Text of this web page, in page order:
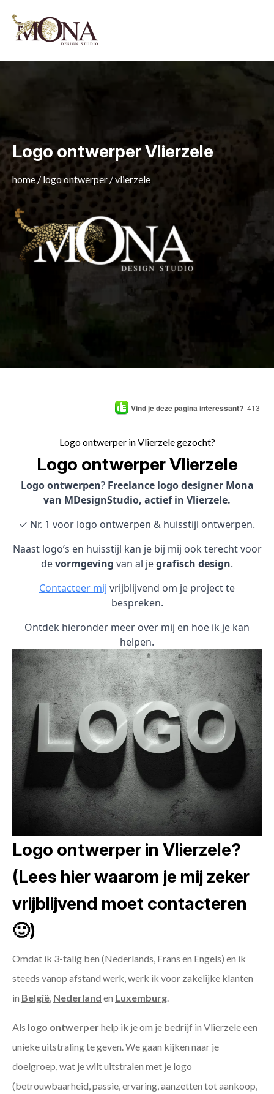
Logo ontwerper Vlierzele
home /logo ontwerper /vlierzele
Vind je deze pagina interessant? 413
Logo ontwerper in Vlierzele gezocht?
Logo ontwerper Vlierzele
Logo ontwerpen? Freelance logo designer Mona
van MDesignStudio, actief in Vlierzele.
✓ Nr. 1 voor logo ontwerpen & huisstijl ontwerpen.
Naast logo’s en huisstijl kan je bij mij ook terecht voor
devormgeving van al jegrafisch design.
Contacteer mij vrijblijvend om je project te
bespreken.
Ontdek hieronder meer over mij en hoe ik je kan
helpen.
Logo ontwerper in Vlierzele?
(Lees hier waarom je mij zeker
vrijblijvend moet contacteren
🙂)
Omdat ik 3-talig ben (Nederlands, Frans en Engels) en ik
steeds vanop afstand werk, werk ik voor zakelijke klanten
in België, Nederland en Luxemburg.
Als logo ontwerperhelp ik je om je bedrijf in Vlierzele een
unieke uitstraling te geven. We gaan kijken naar je
doelgroep, wat je wilt uitstralen met je logo
(betrouwbaarheid, passie, ervaring, aanzetten tot aankoop,